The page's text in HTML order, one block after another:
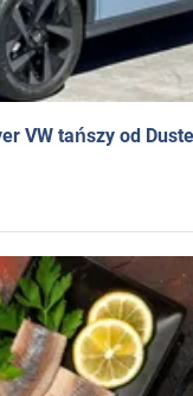
VW tańszy od